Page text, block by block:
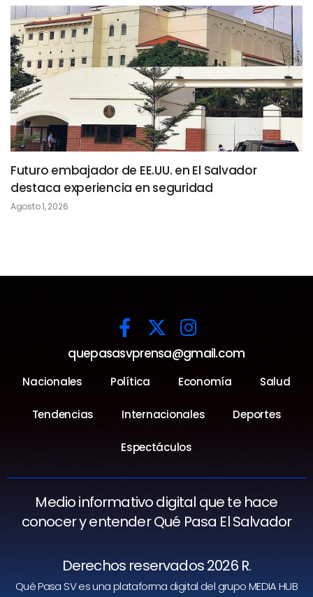
Futuro embajador de EE.UU. en El Salvador
destaca experiencia en seguridad
Agosto 1, 2026
quepasasvprensa@gmail.com
Nacionales Política Economía Salud
Tendencias Internacionales Deportes
Espectáculos
Medio informativo digital que te hace
conocer y entender Qué Pasa El Salvador
Derechos reservados 2026 R.
Qué Pasa SV es una plataforma digital del grupo MEDIA HUB